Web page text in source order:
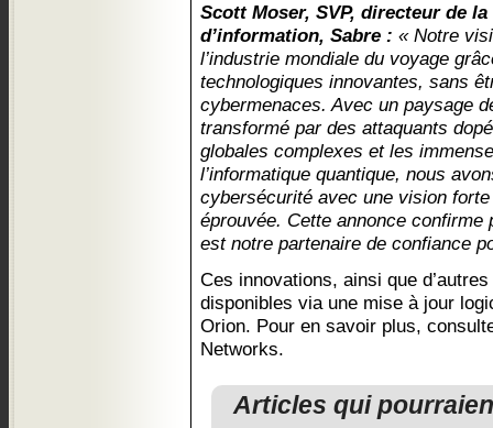
Scott Moser, SVP, directeur de
d’information, Sabre : « Notre
l’industrie mondiale du voyage
technologiques innovantes, sans
cybermenaces. Avec un paysage
transformé par des attaquants
globales complexes et les
l’informatique quantique, nous
cybersécurité avec une vision
éprouvée. Cette annonce confirme
est notre partenaire de confiance
Ces innovations, ainsi que
disponibles via une mise à jour
Orion. Pour en savoir plus,
Networks.
Articles qui